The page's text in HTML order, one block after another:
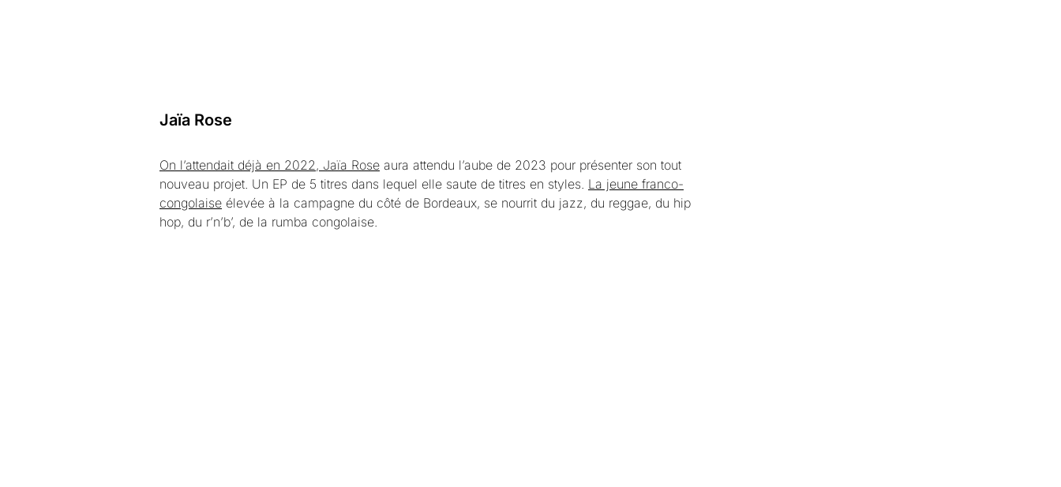
Jaïa Rose
On l’attendait déjà en 2022, Jaïa Rose aura attendu l’aube de 2023 pour présenter son tout
nouveau projet. Un EP de 5 titres dans lequel elle saute de titres en styles. La jeune franco-
congolaise élevée à la campagne du côté de Bordeaux, se nourrit du jazz, du reggae, du hip
hop, du r’n’b’, de la rumba congolaise.